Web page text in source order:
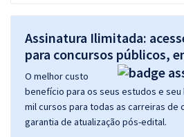
Assinatura Ilimitada:
para concursos públicos,
O melhor custo
benefício para os seus estudos e seu
mil cursos para todas as carreiras de
garantia de atualização pós-edital.